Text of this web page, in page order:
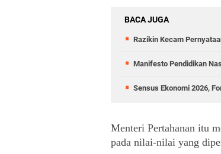
BACA JUGA
Razikin Kecam
Manifesto Pendidikan
Sensus Ekonomi 2026,
Menteri Pertahanan itu
pada nilai-nilai yang